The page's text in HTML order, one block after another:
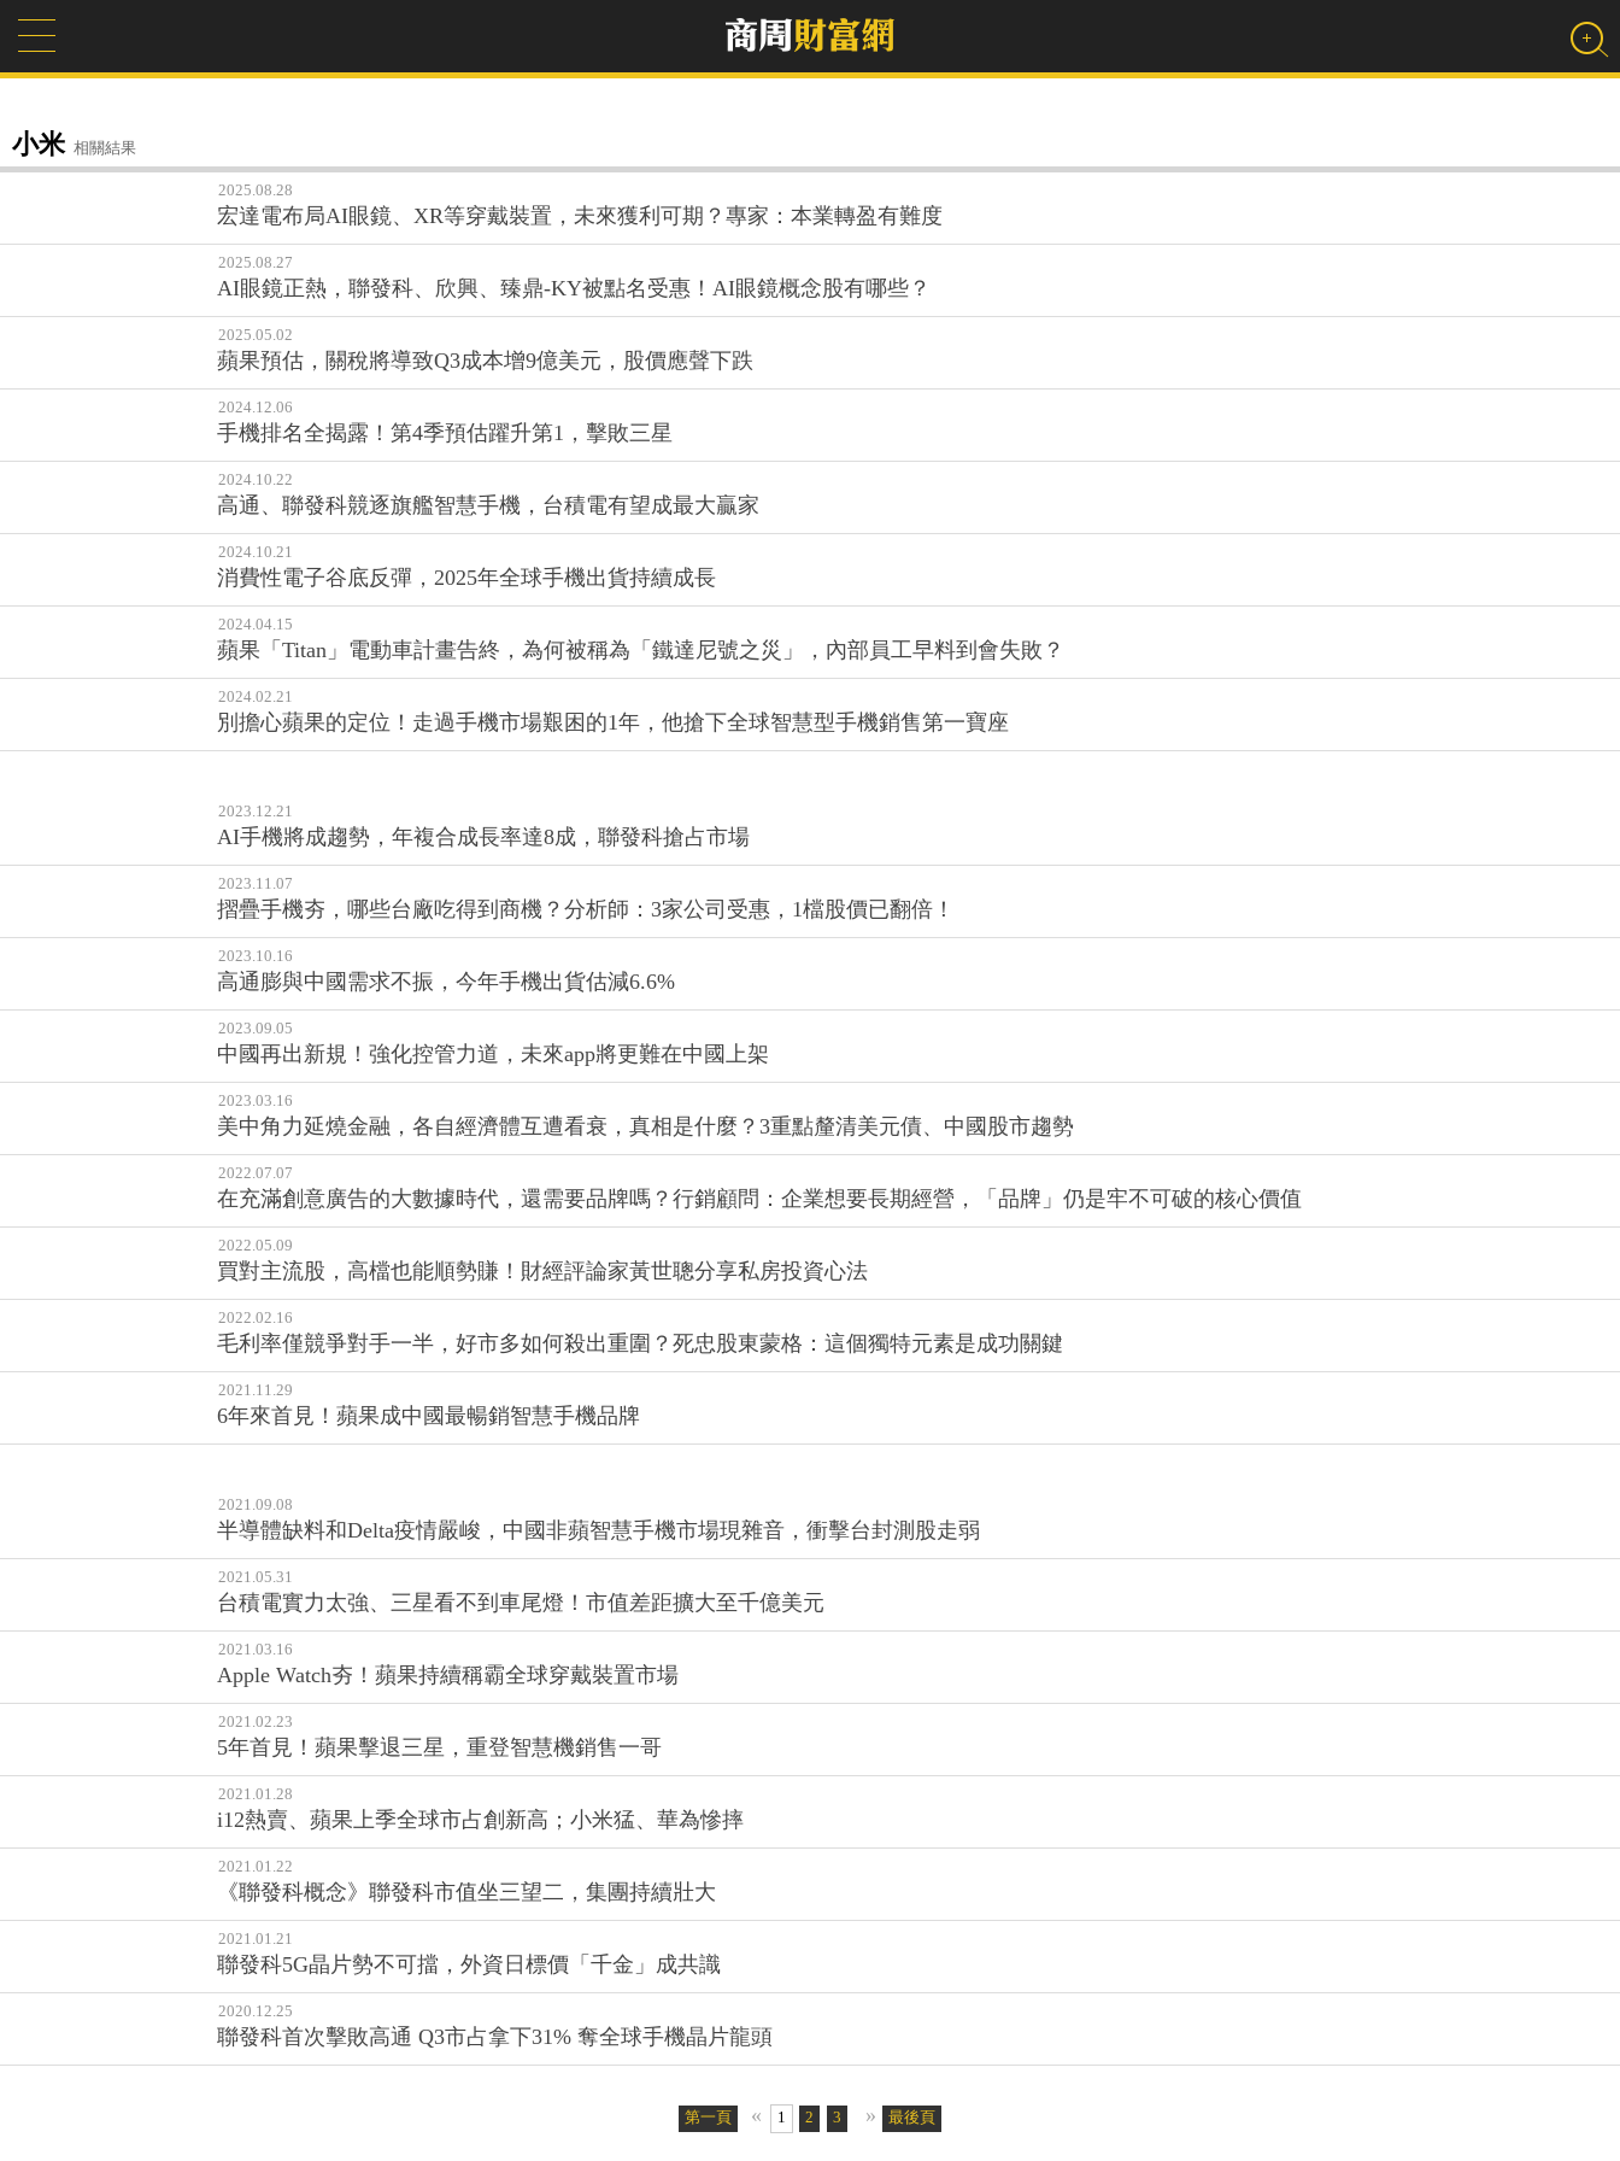
小米 相關結果
2025.08.28
宏達電布局AI眼鏡、XR等穿戴裝置，未來獲利可期？專家：本業轉盈有難度
2025.08.27
AI眼鏡正熱，聯發科、欣興、臻鼎-KY被點名受惠！AI眼鏡概念股有哪些？
2025.05.02
蘋果預估，關稅將導致Q3成本增9億美元，股價應聲下跌
2024.12.06
手機排名全揭露！第4季預估躍升第1，擊敗三星
2024.10.22
高通、聯發科競逐旗艦智慧手機，台積電有望成最大贏家
2024.10.21
消費性電子谷底反彈，2025年全球手機出貨持續成長
2024.04.15
蘋果「Titan」電動車計畫告終，為何被稱為「鐵達尼號之災」，內部員工早料到會失敗？
2024.02.21
別擔心蘋果的定位！走過手機市場艱困的1年，他搶下全球智慧型手機銷售第一寶座
2023.12.21
AI手機將成趨勢，年複合成長率達8成，聯發科搶占市場
2023.11.07
摺疊手機夯，哪些台廠吃得到商機？分析師：3家公司受惠，1檔股價已翻倍！
2023.10.16
高通膨與中國需求不振，今年手機出貨估減6.6%
2023.09.05
中國再出新規！強化控管力道，未來app將更難在中國上架
2023.03.16
美中角力延燒金融，各自經濟體互遭看衰，真相是什麼？3重點釐清美元債、中國股市趨勢
2022.07.07
在充滿創意廣告的大數據時代，還需要品牌嗎？行銷顧問：企業想要長期經營，「品牌」仍是牢不可破的核心價值
2022.05.09
買對主流股，高檔也能順勢賺！財經評論家黃世聰分享私房投資心法
2022.02.16
毛利率僅競爭對手一半，好市多如何殺出重圍？死忠股東蒙格：這個獨特元素是成功關鍵
2021.11.29
6年來首見！蘋果成中國最暢銷智慧手機品牌
2021.09.08
半導體缺料和Delta疫情嚴峻，中國非蘋智慧手機市場現雜音，衝擊台封測股走弱
2021.05.31
台積電實力太強、三星看不到車尾燈！市值差距擴大至千億美元
2021.03.16
Apple Watch夯！蘋果持續稱霸全球穿戴裝置市場
2021.02.23
5年首見！蘋果擊退三星，重登智慧機銷售一哥
2021.01.28
i12熱賣、蘋果上季全球市占創新高；小米猛、華為慘摔
2021.01.22
《聯發科概念》聯發科市值坐三望二，集團持續壯大
2021.01.21
聯發科5G晶片勢不可擋，外資日標價「千金」成共識
2020.12.25
聯發科首次擊敗高通 Q3市占拿下31% 奪全球手機晶片龍頭
第一頁 « 1 2 3 4 5 6
» 最後頁